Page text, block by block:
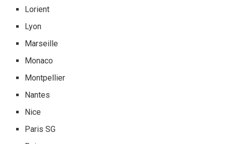
Lorient
Lyon
Marseille
Monaco
Montpellier
Nantes
Nice
Paris SG